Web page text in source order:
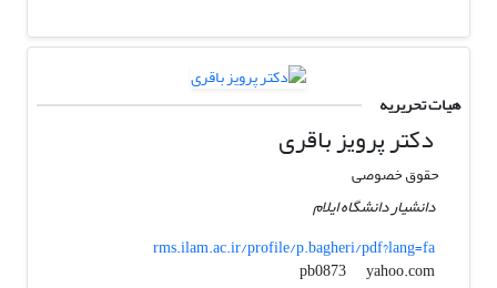
هیات تحریریه
دکتر پرویز باقری
حقوق خصوصی
دانشیار دانشگاه ایلام
rms.ilam.ac.ir/profile/p.bagheri/pdf?lang=fa
pb0873
yahoo.com